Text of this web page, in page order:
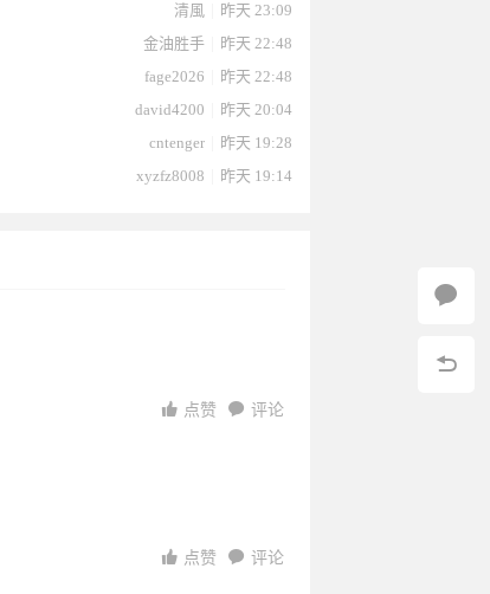
昨天 23:09
清風
昨天 22:48
金油胜手
昨天 22:48
fage2026
昨天 20:04
david4200
昨天 19:28
cntenger
昨天 19:14
xyzfz8008
点赞 评论
点赞 评论